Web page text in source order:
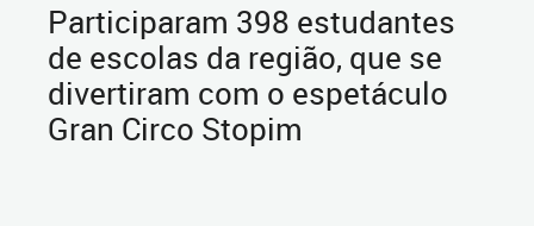
Participaram 398 estudantes
de escolas da região, que se
divertiram com o espetáculo
Gran Circo Stopim